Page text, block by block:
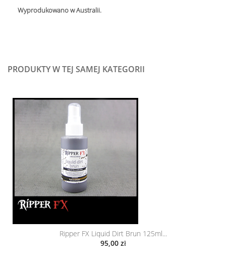
Wyprodukowano w Australii.
PRODUKTY W TEJ SAMEJ KATEGORII
Ripper FX Liquid Dirt Brun 125ml...
95,00 zł